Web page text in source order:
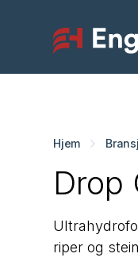
Hjem
Drop
riper og